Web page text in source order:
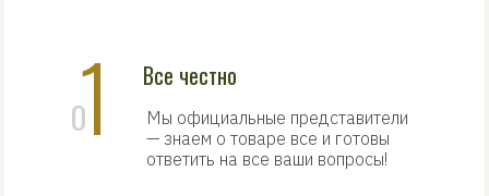
1
0
Все честно
Мы официальные представители
— знаем о товаре все и готовы
ответить на все ваши вопросы!